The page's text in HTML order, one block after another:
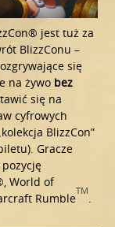
jest tuż za
BlizzConu –
się
na żywo bez
się na
cyfrowych
BlizzCon”
Gracze
World of
RumbleTM